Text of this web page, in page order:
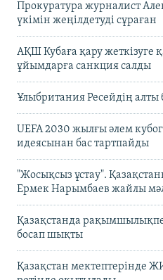
Прокуратура журналист
үкімін жеңілдетуді сұраған
АҚШ Кубаға қару жеткізуге
ұйымдарға санкция салды
Ұлыбритания Ресейдің
UEFA 2030 жылғы әлем
идеясынан бас тартпайды
"Жосықсыз ұстау".
Ермек Нарымбаев жайлы
Қазақстанда
босап шықты
Қазақстан мектептерінде